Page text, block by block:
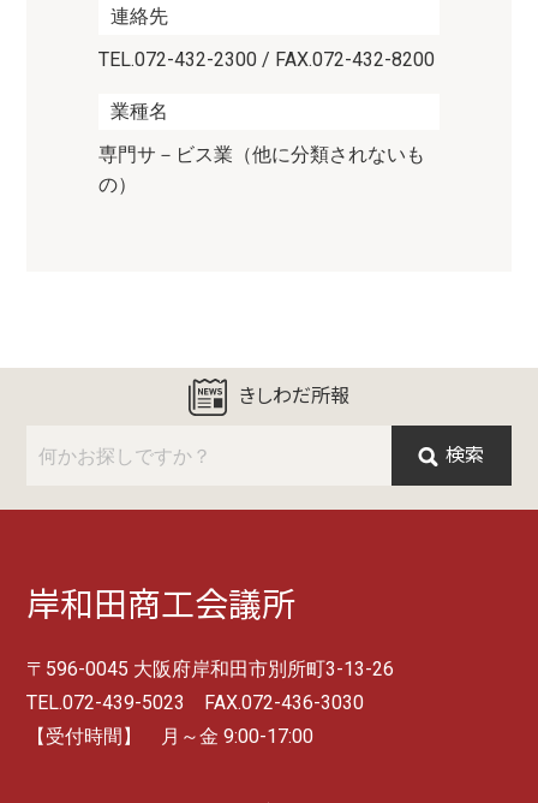
連絡先
TEL.072-432-2300 / FAX.072-432-8200
業種名
専門サ－ビス業（他に分類されないも
の）
きしわだ所報
検索
岸和田商工会議所
〒596-0045 大阪府岸和田市別所町3-13-26
TEL.072-439-5023 FAX.072-436-3030
【受付時間】 月～金 9:00-17:00